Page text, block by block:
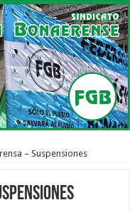
– Suspensiones